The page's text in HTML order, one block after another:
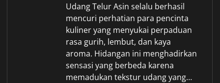
Udang Telur Asin selalu berhasil
mencuri perhatian para pencinta
kuliner yang menyukai perpaduan
rasa gurih, lembut, dan kaya
aroma. Hidangan ini menghadirkan
sensasi yang berbeda karena
memadukan tekstur udang yang…